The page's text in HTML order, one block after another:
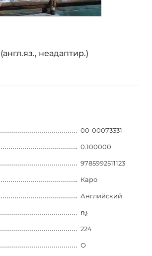
неадаптир.)
00-00073331
0.100000
9785992511123
Каро
Английский
ոչ
224
О